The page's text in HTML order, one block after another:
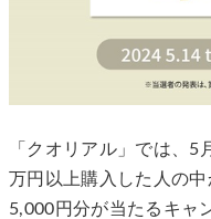
「クオリアル」では、5
万円以上購入した人の
5,000円分が当たるキャ